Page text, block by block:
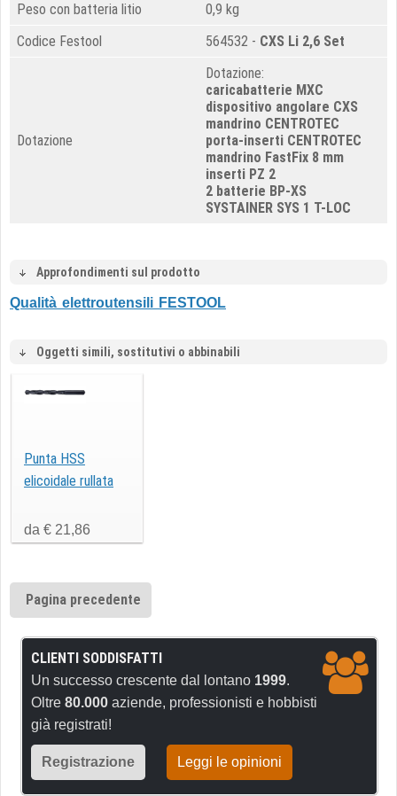
Peso con batteria litio
0,9 kg
Codice Festool
564532 - CXS Li 2,6 Set
Dotazione
Dotazione:
caricabatterie MXC
dispositivo angolare CXS
mandrino CENTROTEC
porta-inserti CENTROTEC
mandrino FastFix 8 mm
inserti PZ 2
2 batterie BP-XS
SYSTAINER SYS 1 T-LOC
Approfondimenti sul prodotto
Qualità elettroutensili FESTOOL
Oggetti simili, sostitutivi o abbinabili
Punta HSS
elicoidale rullata
da € 21,86
Pagina precedente
CLIENTI SODDISFATTI
Un successo crescente dal lontano 1999.
Oltre 80.000 aziende, professionisti e hobbisti
già registrati!
Registrazione Leggi le opinioni